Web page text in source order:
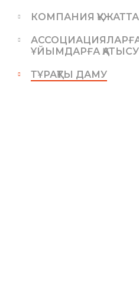
КОМПАНИЯ
ҰЙЫМДАРҒА ҚАТЫСУ
ТҰРАҚТЫ ДАМУ